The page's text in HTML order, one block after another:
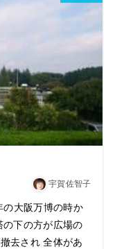
宇賀佐智子
大阪万博の時か
下の方が広場の
去され 全体があ